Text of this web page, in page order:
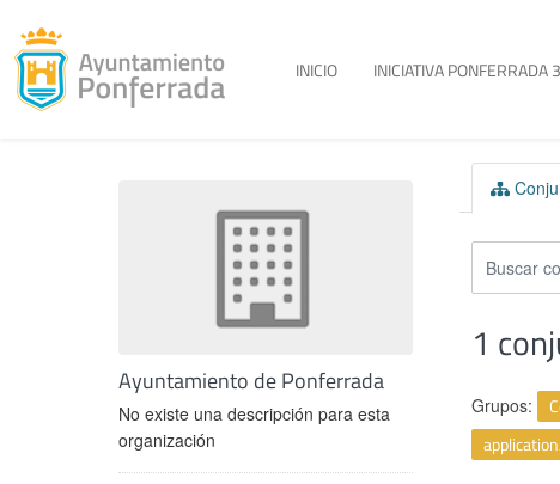
INICIO INICIATIVA PONFERRADA
Ayuntamiento de Ponferrada
No existe una descripción para esta
organización
1
Grupos: